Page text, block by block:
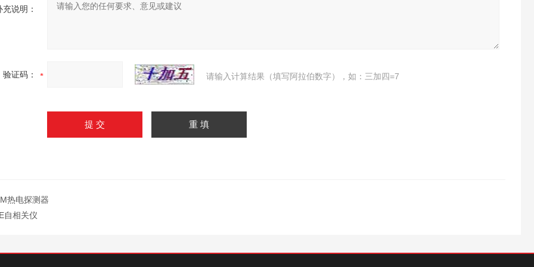
充说明：
验证码： 请输入计算结果（填写阿拉伯数字），如：三加四=7
热电探测器
自相关仪